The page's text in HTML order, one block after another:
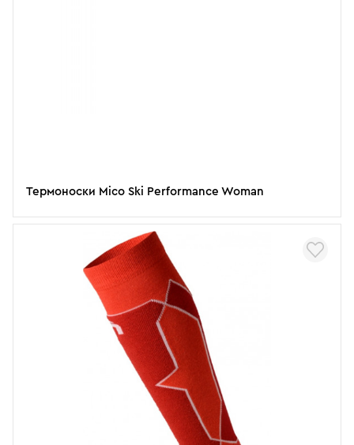
Термоноски Mico Ski Performance Woman